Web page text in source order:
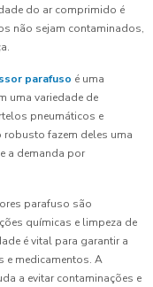
do ar comprimido é
não sejam contaminados,
parafuso é uma
uma variedade de
pneumáticos e
robusto fazem deles uma
a demanda por
parafuso são
químicas e limpeza de
é vital para garantir a
e medicamentos. A
a evitar contaminações e